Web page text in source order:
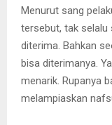
Menurut sang
tersebut, tak selalu
diterima. Bahkan
bisa diterimanya.
menarik. Rupanya
melampiaskan